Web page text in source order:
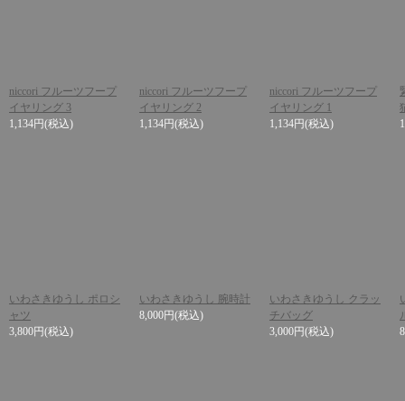
niccori フルーツフープ
イヤリング 3
1,134円(税込)
niccori フルーツフープ
イヤリング 2
1,134円(税込)
niccori フルーツフープ
イヤリング 1
1,134円(税込)
いわさきゆうし ポロシ
ャツ
3,800円(税込)
いわさきゆうし 腕時計
8,000円(税込)
いわさきゆうし クラッ
チバッグ
3,000円(税込)